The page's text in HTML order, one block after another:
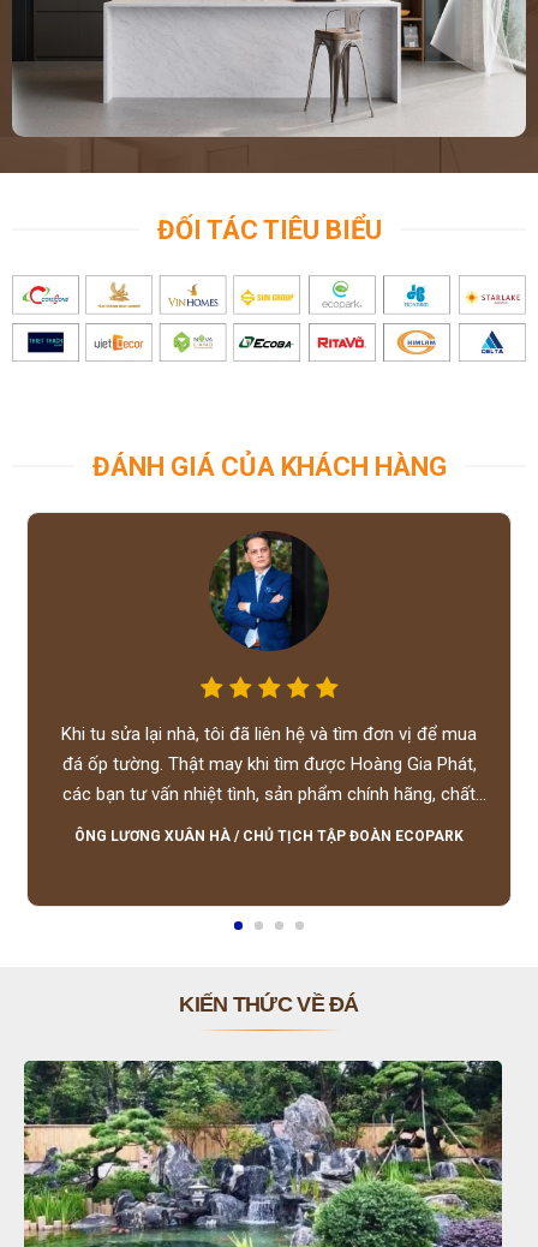
ĐỐI TÁC TIÊU BIỂU
ĐÁNH GIÁ CỦA KHÁCH HÀNG
Khi tu sửa lại nhà, tôi đã liên hệ và tìm đơn vị để mua
đá ốp tường. Thật may khi tìm được Hoàng Gia Phát,
các bạn tư vấn nhiệt tình, sản phẩm chính hãng, chất
lượng tốt, giá hợp lý, hỗ trợ tận tình.
ÔNG LƯƠNG XUÂN HÀ / CHỦ TỊCH TẬP ĐOÀN ECOPARK
KIẾN THỨC VỀ ĐÁ